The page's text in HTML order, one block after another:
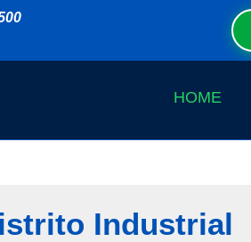
HOME
Industrial